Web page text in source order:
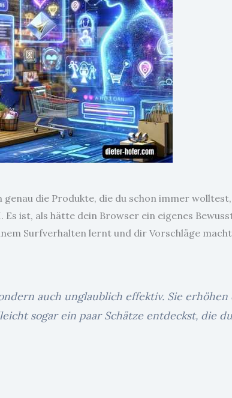
die Produkte, die du schon immer
Es ist, als hätte dein Browser ein eigenes
Surfverhalten lernt und dir Vorschläge
auch unglaublich effektiv. Sie erhöhen
sogar ein paar Schätze entdeckst, die